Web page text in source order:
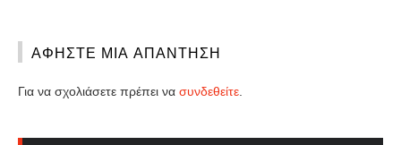
ΑΦΉΣΤΕ ΜΙΑ ΑΠΆΝΤΗΣΗ
Για να σχολιάσετε πρέπει να συνδεθείτε